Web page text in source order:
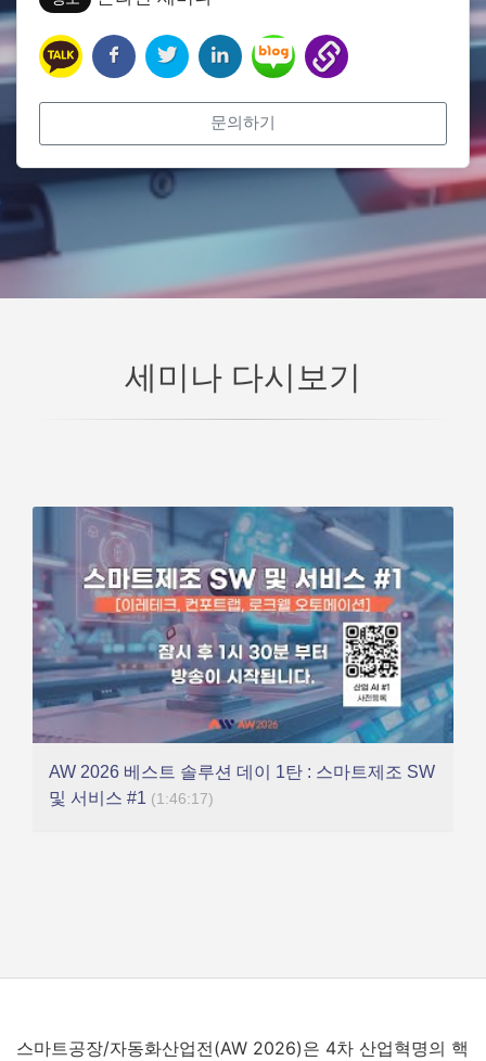
문의하기
세미나 다시보기
AW 2026 베스트 솔루션 데이 1탄 : 스마트제조 SW
및 서비스 #1 (1:46:17)
스마트공장/자동화산업전(AW 2026)은 4차 산업혁명의 핵